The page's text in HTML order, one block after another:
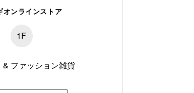
オンラインストア
1F
& ファッション雑貨